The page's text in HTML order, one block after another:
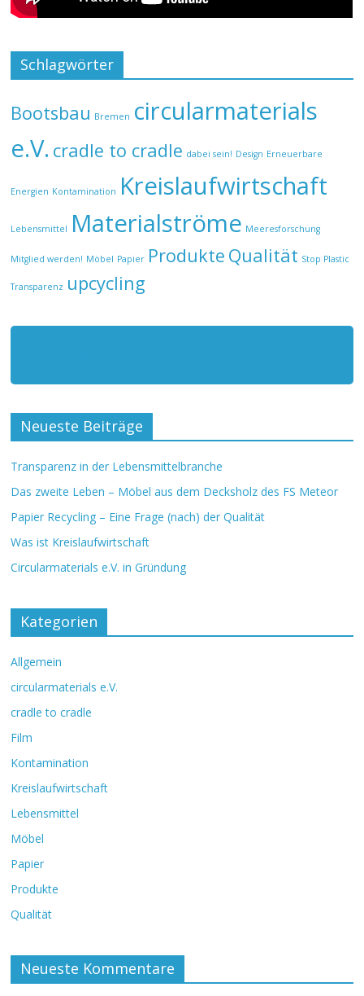
Schlagwörter
Bootsbau Bremen circularmaterials
e.V. cradle to cradle dabei sein! Design Erneuerbare
Energien Kontamination Kreislaufwirtschaft
Lebensmittel Materialströme Meeresforschung
Mitglied werden! Möbel Papier Produkte Qualität Stop Plastic
Transparenz upcycling
Neueste Beiträge
Transparenz in der Lebensmittelbranche
Das zweite Leben – Möbel aus dem Decksholz des FS Meteor
Papier Recycling – Eine Frage (nach) der Qualität
Was ist Kreislaufwirtschaft
Circularmaterials e.V. in Gründung
Kategorien
Allgemein
circularmaterials e.V.
cradle to cradle
Film
Kontamination
Kreislaufwirtschaft
Lebensmittel
Möbel
Papier
Produkte
Qualität
Neueste Kommentare